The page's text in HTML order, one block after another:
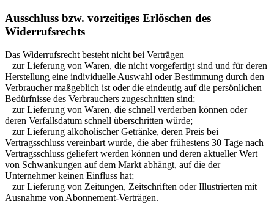
Ausschluss bzw. vorzeitiges Erlöschen des
Widerrufsrechts
Das Widerrufsrecht besteht nicht bei Verträgen
– zur Lieferung von Waren, die nicht vorgefertigt sind und für deren
Herstellung eine individuelle Auswahl oder Bestimmung durch den
Verbraucher maßgeblich ist oder die eindeutig auf die persönlichen
Bedürfnisse des Verbrauchers zugeschnitten sind;
– zur Lieferung von Waren, die schnell verderben können oder
deren Verfallsdatum schnell überschritten würde;
– zur Lieferung alkoholischer Getränke, deren Preis bei
Vertragsschluss vereinbart wurde, die aber frühestens 30 Tage nach
Vertragsschluss geliefert werden können und deren aktueller Wert
von Schwankungen auf dem Markt abhängt, auf die der
Unternehmer keinen Einfluss hat;
– zur Lieferung von Zeitungen, Zeitschriften oder Illustrierten mit
Ausnahme von Abonnement-Verträgen.